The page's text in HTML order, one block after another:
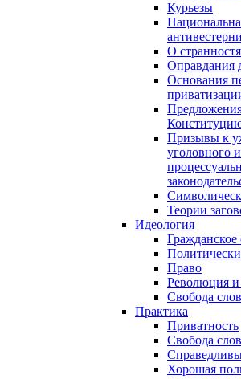
Курьезы
О
Основания
Призывы к
уголовного
Теории
Идеология
Право
Революция
Свобода
Практика
Приватность
Свобода
Хорошая